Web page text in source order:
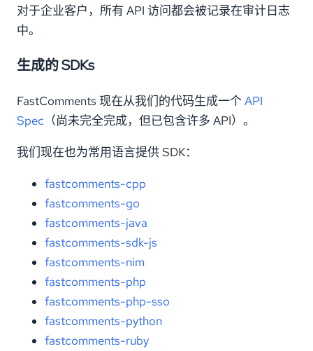
对于企业客户，所有 API 访问都会被记录在审计日志
中。
生成的 SDKs
FastComments 现在从我们的代码生成一个API
Spec （尚未完全完成，但已包含许多 API）。
我们现在也为常用语言提供 SDK：
fastcomments-cpp
fastcomments-go
fastcomments-java
fastcomments-sdk-js
fastcomments-nim
fastcomments-php
fastcomments-php-sso
fastcomments-python
fastcomments-ruby